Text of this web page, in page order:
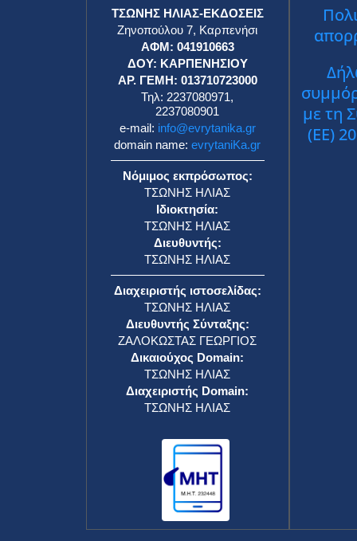
ΤΣΩΝΗΣ ΗΛΙΑΣ-ΕΚΔΟΣΕΙΣ
Ζηνοπούλου 7, Καρπενήσι
ΑΦΜ: 041910663
ΔΟΥ: ΚΑΡΠΕΝΗΣΙΟΥ
ΑΡ. ΓΕΜΗ: 013710723000
Τηλ: 2237080971,
2237080901
e-mail: info@evrytanika.gr
domain name:evrytaniKa.gr
Νόμιμος εκπρόσωπος:
ΤΣΩΝΗΣ ΗΛΙΑΣ
Ιδιοκτησία:
ΤΣΩΝΗΣ ΗΛΙΑΣ
Διευθυντής:
ΤΣΩΝΗΣ ΗΛΙΑΣ
Διαχειριστής ιστοσελίδας:
ΤΣΩΝΗΣ ΗΛΙΑΣ
Διευθυντής Σύνταξης:
ΖΑΛΟΚΩΣΤΑΣ ΓΕΩΡΓΙΟΣ
Δικαιούχος Domain:
ΤΣΩΝΗΣ ΗΛΙΑΣ
Διαχειριστής Domain:
ΤΣΩΝΗΣ ΗΛΙΑΣ
με τη
(ΕΕ)